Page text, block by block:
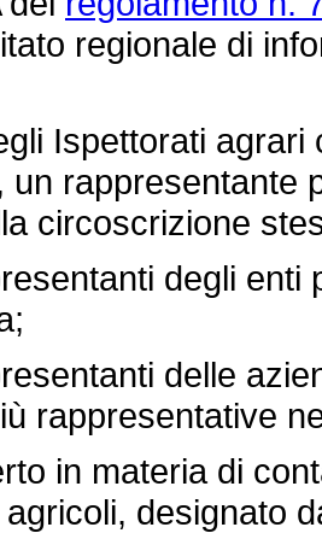
regionale di
Ispettorati agrari
un rappresentante
circoscrizione
degli enti
delle
rappresentative
in materia di
designato